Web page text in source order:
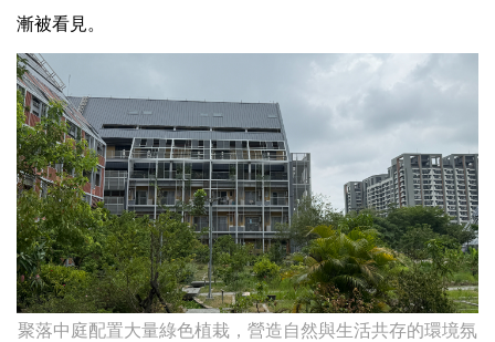
漸被看見。
聚落中庭配置大量綠色植栽，營造自然與生活共存的環境氛